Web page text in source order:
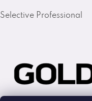
Selective Professional